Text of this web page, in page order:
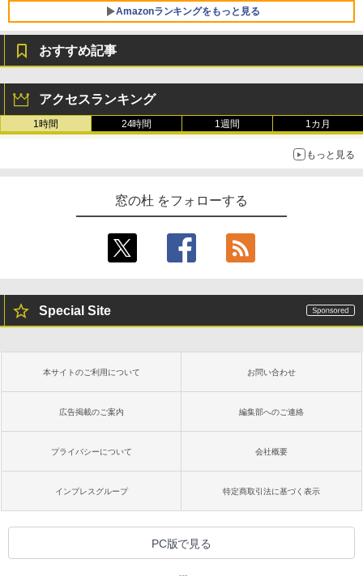
Core i5/16GB/SSD 512GB/ホワイト) FM
VWK3E15W_AZ
Amazonランキングをもっと見る
￥1,766
出す プロンプトの言葉 AI画像生成シリー
ズ (はぴーイラストLabo)
￥480
bデザイン入門講座［第2版］
￥1,292
方 マニュアル AI副業にもコンテンツ作成
￥99
ードウェア・市販ソフトウェアのパーフ
ェクトリストと最新エミュレータ紹介
ない、大きな画面で読みやすい、6週間持
続バッテリー、6インチディスプレイ電子
書籍リーダー、マッチャ、16GB、広告な
し
Kindle Paperwhite シグニチャーエディ
るさ自動調整、色調調節ライト、12週間
持続バッテリー、広告なし、メタリック
ブラック
￥27,980
ンチディスプレイ、色調調節ライト、12
週間持続バッテリー、広告なし、ブラッ
Amazon Kindle Colorsoft | 16GBストレ
ージ、防水、7インチカラーディスプレ
イ、色調調節ライト、最大8週間持続バッ
テリー、広告無し、ブラック (2025年発
売)
￥31,980
おすすめ記事
アクセスランキング
1時間 24時間 1週間 1カ月
もっと見る
窓の杜 をフォローする
Special Site
本サイトのご利用について お問い合わせ
広告掲載のご案内 編集部へのご連絡
プライバシーについて 会社概要
インプレスグループ 特定商取引法に基づく表示
PC版で見る